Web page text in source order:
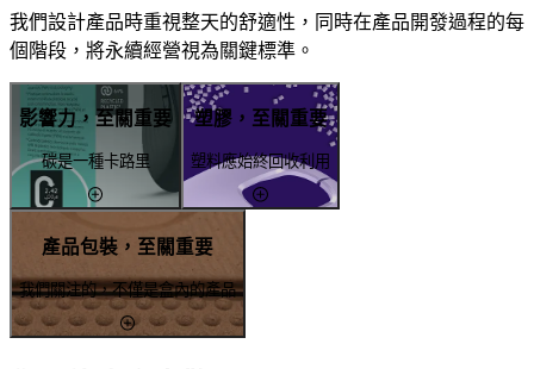
我們設計產品時重視整天的舒適性，同時在產品開發過程的每
個階段，將永續經營視為關鍵標準。
影響力，至關重要
碳是一種卡路里
塑膠，至關重要
塑料應始終回收利用
產品包裝，至關重要
我們關注的，不僅是盒內的產品